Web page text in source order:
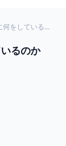
世界の一流は「休日」に何をしているのか
るのか